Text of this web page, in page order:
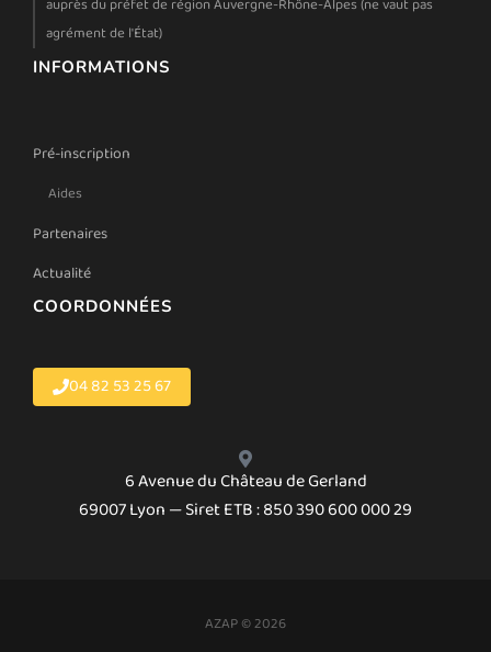
auprès du préfet de région Auvergne-Rhône-Alpes (ne vaut pas
agrément de l'État)
INFORMATIONS
Pré-inscription
Aides
Partenaires
Actualité
COORDONNÉES
04 82 53 25 67
6 Avenue du Château de Gerland
69007 Lyon — Siret ETB : 850 390 600 000 29
AZAP © 2026